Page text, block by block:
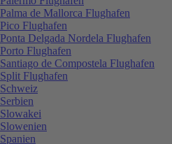
Palma de Mallorca Flughafen
Pico Flughafen
Ponta Delgada Nordela Flughafen
Porto Flughafen
Santiago de Compostela Flughafen
Split Flughafen
Schweiz
Serbien
Slowakei
Slowenien
Spanien